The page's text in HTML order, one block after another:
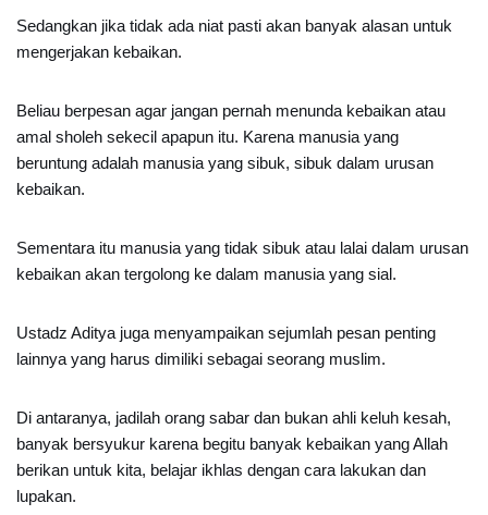
Sedangkan jika tidak ada niat pasti akan banyak alasan untuk
mengerjakan kebaikan.
Beliau berpesan agar jangan pernah menunda kebaikan atau
amal sholeh sekecil apapun itu. Karena manusia yang
beruntung adalah manusia yang sibuk, sibuk dalam urusan
kebaikan.
Sementara itu manusia yang tidak sibuk atau lalai dalam urusan
kebaikan akan tergolong ke dalam manusia yang sial.
Ustadz Aditya juga menyampaikan sejumlah pesan penting
lainnya yang harus dimiliki sebagai seorang muslim.
Di antaranya, jadilah orang sabar dan bukan ahli keluh kesah,
banyak bersyukur karena begitu banyak kebaikan yang Allah
berikan untuk kita, belajar ikhlas dengan cara lakukan dan
lupakan.